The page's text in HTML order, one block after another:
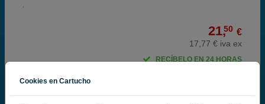
21,50 €
17,77 € iva ex
RECÍBELO EN 24 HORAS
Cookies en Cartucho